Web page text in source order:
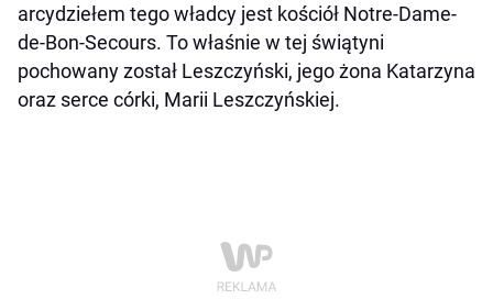
arcydziełem tego władcy jest kościół Notre-Dame-
de-Bon-Secours. To właśnie w tej świątyni
pochowany został Leszczyński, jego żona Katarzyna
oraz serce córki, Marii Leszczyńskiej.